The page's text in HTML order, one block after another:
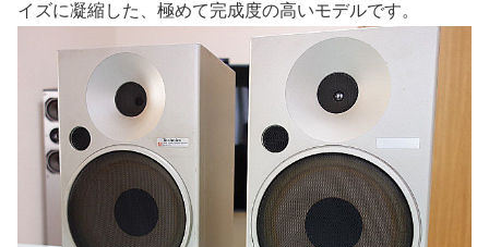
イズに凝縮した、極めて完成度の高いモデルです。